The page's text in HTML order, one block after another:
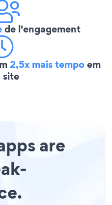
de l'engagement
2,5x mais tempoem
site
are